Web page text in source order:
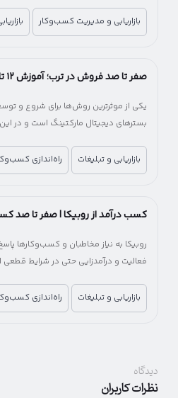
اول اینماد بگیر، یکی می‌گوید اصلاً
چند راه، بدون اینکه بدانید کدام
بازاریابی و مدیریت کسب‌وکار
یکی از موثرترین روش‌ها برای شروع و
بسترهای دیجیتال مارکتینگ است و در
بازاریابی و تبلیغات
راه‌اندازی
کسب درآمد از روبیکا | صفر تا صد
روبیکا به نیاز مخاطبان و کسب‌وکارها
فعالیت و درآمدزایی حتی در شرایط قطعی
ارتباط با مشتریان خواهد بود.
بازاریابی و تبلیغات راه‌اندازی
دیدگاه
نظرات کاربران